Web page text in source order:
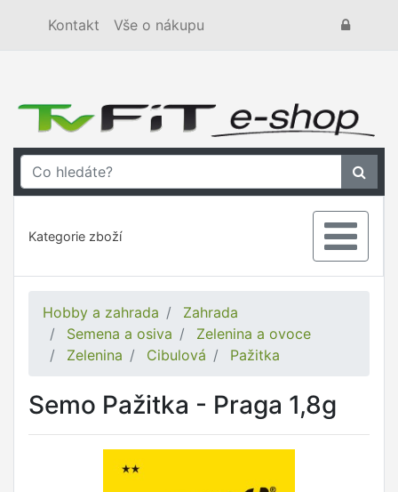
Kontakt Vše o nákupu
Kategorie zboží
Hobby a zahrada
Zahrada
Semena a osiva
Zelenina a ovoce
Zelenina
Cibulová Pažitka
Semo Pažitka - Praga 1,8g